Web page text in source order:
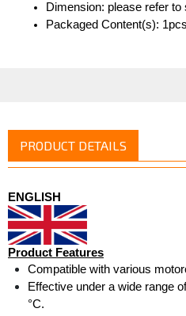
Dimension: please refer to
Packaged Content(s):
PRODUCT DETAILS
ENGLISH
Product Features
Compatible with various
Effective under a wide range
°C.